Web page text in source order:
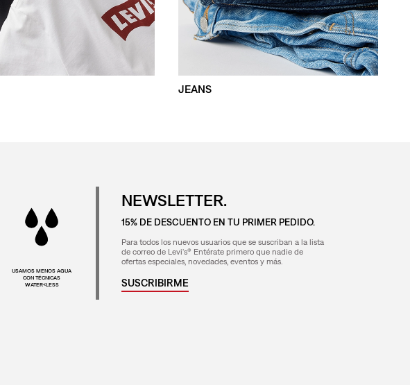
JEANS
USAMOS MENOS AGUA
CON TÉCNICAS
WATER<LESS
NEWSLETTER.
15% DE DESCUENTO EN TU PRIMER PEDIDO.
Para todos los nuevos usuarios que se suscriban a la lista
de correo de Levi's® Entérate primero que nadie de
ofertas especiales, novedades, eventos y más.
SUSCRIBIRME